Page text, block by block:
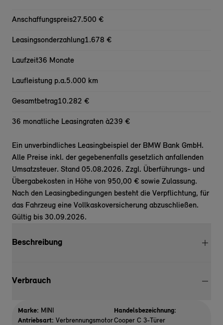
Anschaffungspreis27.500 €
Leasingsonderzahlung1.678 €
Laufzeit36 Monate
Laufleistung p.a.5.000 km
Gesamtbetrag10.282 €
36 monatliche Leasingraten à239 €
Ein unverbindliches Leasingbeispiel der BMW Bank GmbH.
Alle Preise inkl. der gegebenenfalls gesetzlich anfallenden
Umsatzsteuer. Stand 05.08.2026. Zzgl. Überführungs- und
Übergabekosten in Höhe von 950,00 € sowie Zulassung.
Nach den Leasingbedingungen besteht die Verpflichtung, für
das Fahrzeug eine Vollkaskoversicherung abzuschließen.
Gültig bis 30.09.2026.
Beschreibung
Verbrauch
Marke: MINI
Antriebsart: Verbrennungsmotor
Handelsbezeichnung:
Cooper C 3-Türer